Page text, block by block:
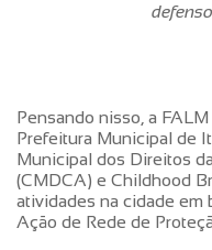
Pensando nisso, a
Prefeitura Municipal de
Municipal dos Direitos
(CMDCA) e Childhood
atividades na cidade em
Ação de Rede de